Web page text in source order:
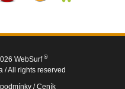
WebSurf ®
/ All rights reserved
/Ceník